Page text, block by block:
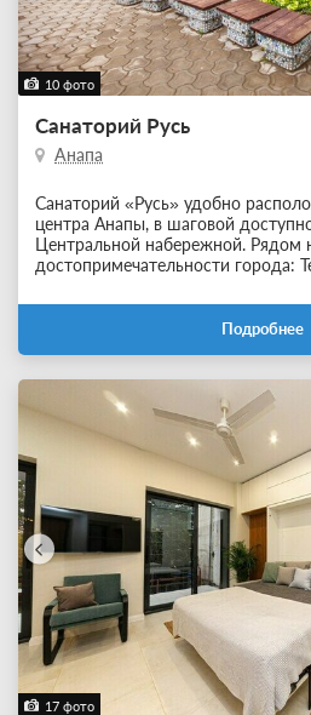
10 фото
Санаторий Русь
Анапа
Санаторий «Русь» удобно
центра Анапы, в шаговой
Центральной набережной. Рядом
достопримечательности города:
Подробнее
17 фото